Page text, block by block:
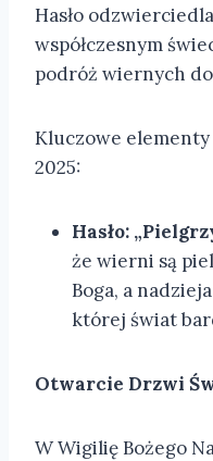
Hasło
współczesnym
podróż wiernych
Kluczowe
2025:
Hasło:
że wierni są
Boga, a
której świat
Otwarcie Drzwi
W Wigilię Bożego